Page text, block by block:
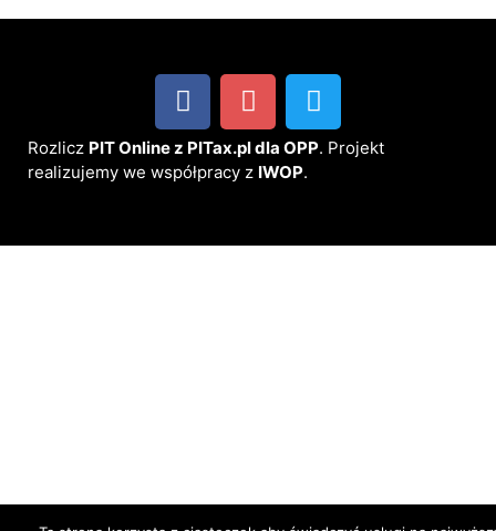
Rozlicz PIT Online z PITax.pl dla OPP. Projekt
realizujemy we współpracy z IWOP.